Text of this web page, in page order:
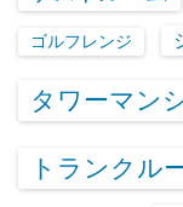
ゴルフレンジ
タワーマン
トランクル